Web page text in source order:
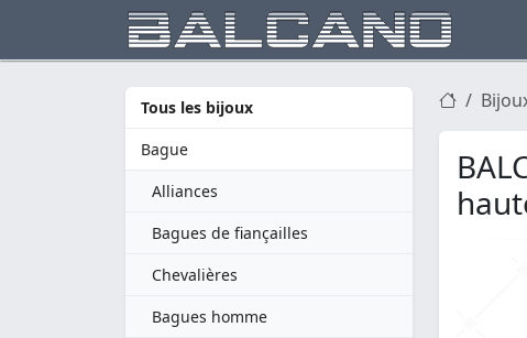
Tous les bijoux
Bague
Alliances
Bagues de fiançailles
Chevalières
Bagues homme